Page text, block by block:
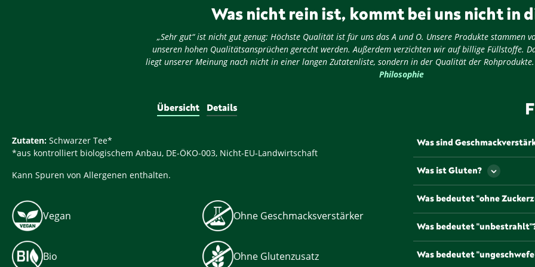
Was nicht rein ist, kommt bei uns nicht in
„Sehr gut“ ist nicht gut genug: Höchste Qualität ist für uns das A und O. Unsere Produkte stammen
unseren hohen Qualitätsansprüchen gerecht werden. Außerdem verzichten wir auf billige Füllstoffe.
liegt unserer Meinung nach nicht in einer langen Zutatenliste, sondern in der Qualität der Rohprodukte.
Philosophie
Übersicht Details
Zutaten: Schwarzer Tee*
*aus kontrolliert biologischem Anbau, DE-ÖKO-003, Nicht-EU-Landwirtschaft
Kann Spuren von Allergenen enthalten.
Vegan Ohne Geschmacksverstärker
Bio Ohne Glutenzusatz
Was sind
Als Geschmackverstärker
Geschmack und/oder den
werden müssen
gängigsten und
Natriumglutamat, die mit
Was ist Gluten?
Gluten ist ein Eiweiß, dass
Was bedeutet "ohne
Lebensmittel, die mit
Zuckerzusätzen oder
Was bedeutet
Um die Haltbarkeit zu
Gesetz bestrahlt werden.
Was bedeutet